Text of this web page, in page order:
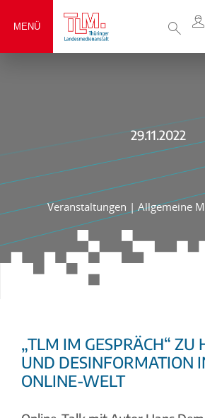
MENÜ
29.11.2022
Veranstaltungen |Allgemeine
„TLM IM GESPRÄCH“ ZU
UND DESINFORMATION
ONLINE-WELT